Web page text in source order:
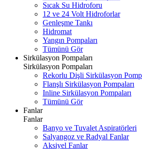
Sıcak Su Hidroforu
12 ve 24 Volt Hidroforlar
Genleşme Tankı
Hidromat
Yangın Pompaları
Tümünü Gör
Sirkülasyon Pompaları
Sirkülasyon Pompaları
Rekorlu Dişli Sirkülasyon
Flanşlı Sirkülasyon Pompaları
Inline Sirkülasyon Pompaları
Tümünü Gör
Fanlar
Fanlar
Banyo ve Tuvalet Aspiratörleri
Salyangoz ve Radyal Fanlar
Aksiyel Fanlar